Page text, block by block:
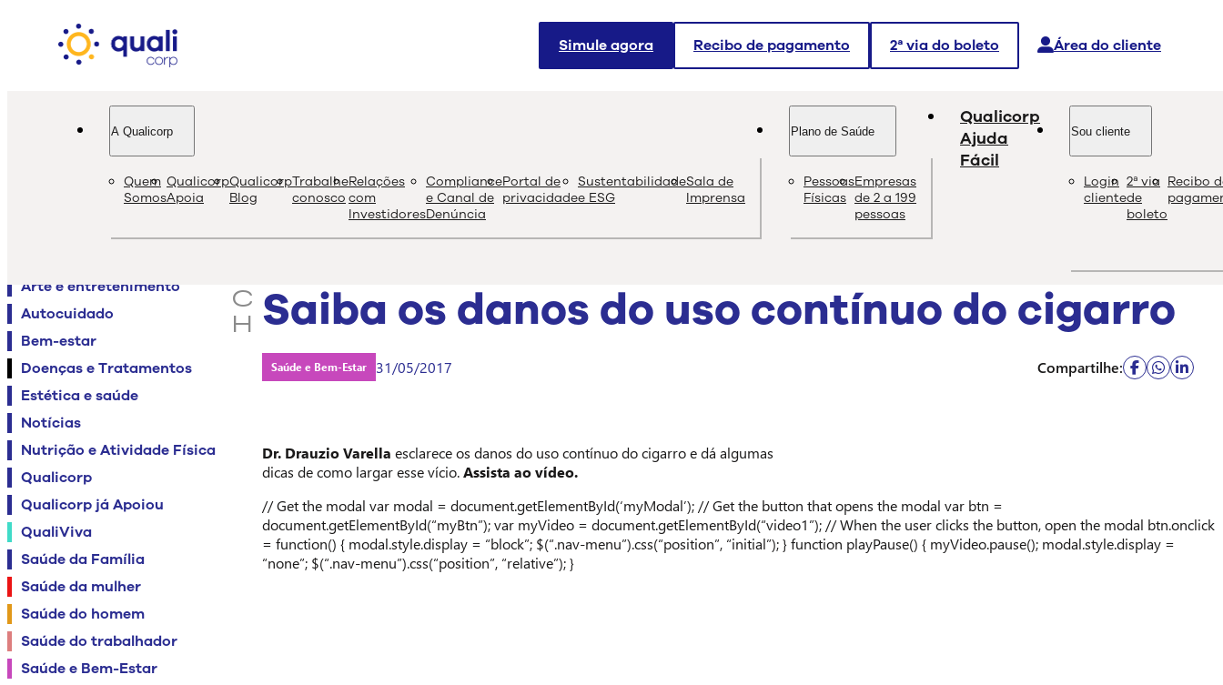
Simule agora Recibo de pagamento 2ª via do boleto Área do cliente
A Qualicorp
Quem
Somos
Qualicorp
Apoia
Qualicorp
Blog
Trabalhe
conosco
Relações
com
Investidores
Compliance
e Canal de
Denúncia
Portal de
privacidade
Sustentabilidade
e ESG
Sala de
Imprensa
Plano de Saúde
Pessoas
Físicas
Empresas
de 2 a 199
pessoas
Qualicorp
Ajuda
Fácil
Sou cliente
Login
cliente
2ª via
de
boleto
Recibo
s
a
c
h
Arte e entretenimento
Autocuidado
Bem-estar
Doenças e Tratamentos
Estética e saúde
Notícias
Nutrição e Atividade Física
Qualicorp
Qualicorp já Apoiou
QualiViva
Saúde da Família
Saúde da mulher
Saúde do homem
Saúde do trabalhador
Saúde e Bem-Estar
qualiblog Conteúdo de qualidade e as melhores soluções sobre saúde e bem-estar.
Saiba os danos do uso contínuo do cigarro
Saúde e Bem-Estar 31/05/2017 Compartilhe:
Dr. Drauzio Varella esclarece os danos do uso contínuo do cigarro e dá algumas
dicas de como largar esse vício.Assista ao vídeo.
// Get the modal var modal = document.getElementById(‘myModal’); // Get the button that opens the modal var btn =
document.getElementById(“myBtn”); var myVideo = document.getElementById(“video1”); // When the user clicks the button, open the modal btn.onclick
= function() { modal.style.display = “block”; $(“.nav-menu”).css(“position”, “initial”); } function playPause() { myVideo.pause(); modal.style.display =
“none”; $(“.nav-menu”).css(“position”, “relative”); }